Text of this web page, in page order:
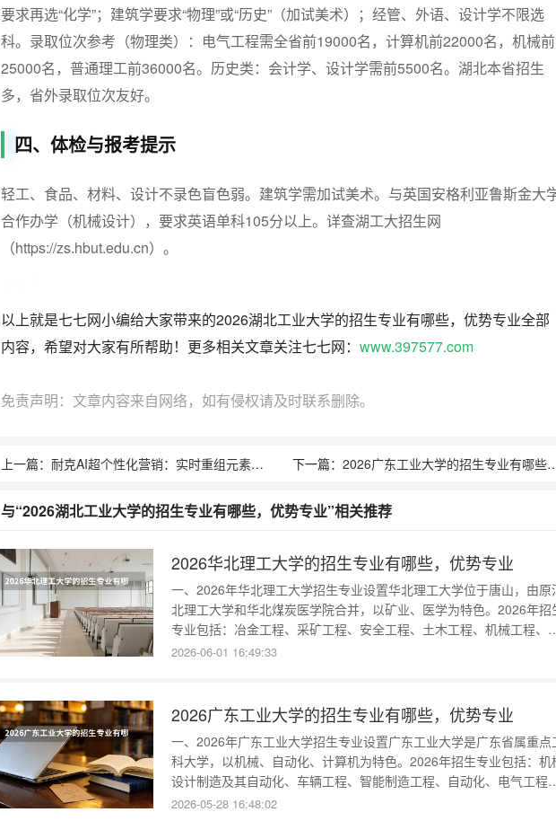
要求再选“化学”；建筑学要求“物理”或“历史”（加试美术）；经管、外语、设计学不限选
科。录取位次参考（物理类）：电气工程需全省前19000名，计算机前22000名，机械前
25000名，普通理工前36000名。历史类：会计学、设计学需前5500名。湖北本省招生
多，省外录取位次友好。
四、体检与报考提示
轻工、食品、材料、设计不录色盲色弱。建筑学需加试美术。与英国安格利亚鲁斯金大
合作办学（机械设计），要求英语单科105分以上。详查湖工大招生网
（https://zs.hbut.edu.cn）。
以上就是七七网小编给大家带来的2026湖北工业大学的招生专业有哪些，优势专业全部
内容，希望对大家有所帮助！更多相关文章关注七七网： www.397577.com
免责声明：文章内容来自网络，如有侵权请及时联系删除。
上一篇： 耐克AI超个性化营销：实时重组元素驱动转化率跃升 下一篇： 2026广东工业大学的招生专业有哪些，优势专业
与“2026湖北工业大学的招生专业有哪些，优势专业”相关推荐
2026华北理工大学的招生专业有哪些，优势专业
一、2026年华北理工大学招生专业设置华北理工大学位于唐山，由原
北理工大学和华北煤炭医学院合并，以矿业、医学为特色。2026年招
专业包括：冶金工程、采矿工程、安全工程、土木工程、机械工程、
气工程、计算机科学与技术、临床医学、口腔医学、麻醉学、医学影
专业。
2026-06-01 16:49:33
2026广东工业大学的招生专业有哪些，优势专业
一、2026年广东工业大学招生专业设置广东工业大学是广东省属重点
科大学，以机械、自动化、计算机为特色。2026年招生专业包括：机
设计制造及其自动化、车辆工程、智能制造工程、自动化、电气工程
计算机科学与技术、软件工程、数据科学与大数据技术、人工智能、
2026-05-28 16:48:02